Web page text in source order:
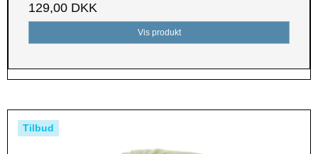
129,00 DKK
Vis produkt
Tilbud